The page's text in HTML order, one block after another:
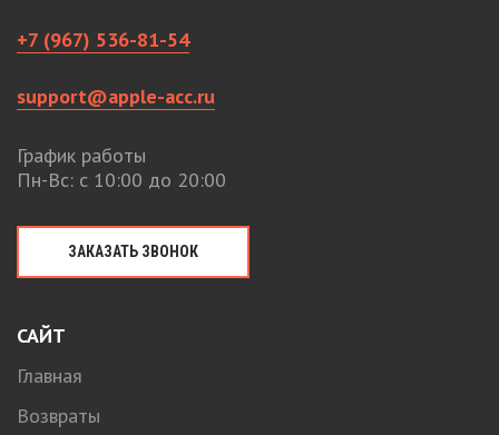
+7 (967) 536-81-54
support@apple-acc.ru
График работы
Пн-Вс: с 10:00 до 20:00
ЗАКАЗАТЬ ЗВОНОК
САЙТ
Главная
Возвраты